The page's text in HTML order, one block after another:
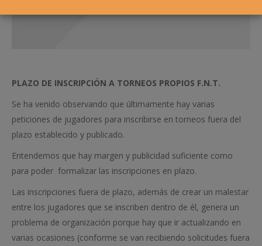
PLAZO DE INSCRIPCIÓN A TORNEOS PROPIOS F.N.T.
Se ha venido observando que últimamente hay varias
peticiones de jugadores para inscribirse en torneos fuera del
plazo establecido y publicado.
Entendemos que hay margen y publicidad suficiente como
para poder formalizar las inscripciones en plazo.
Las inscripciones fuera de plazo, además de crear un malestar
entre los jugadores que se inscriben dentro de él, genera un
problema de organización porque hay que ir actualizando en
varias ocasiones (conforme se van recibiendo solicitudes fuera